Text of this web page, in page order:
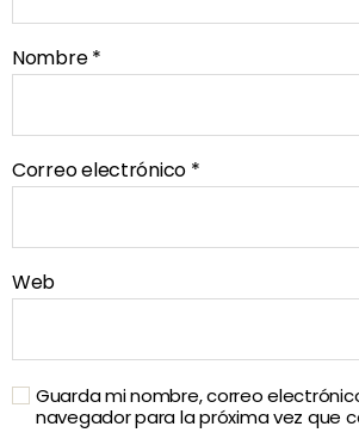
Nombre*
Correo electrónico *
Web
Guarda mi nombre, correo
navegador para la próxima vez que